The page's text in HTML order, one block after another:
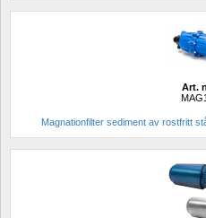
Art.
Magnationfilter sediment av rostfritt